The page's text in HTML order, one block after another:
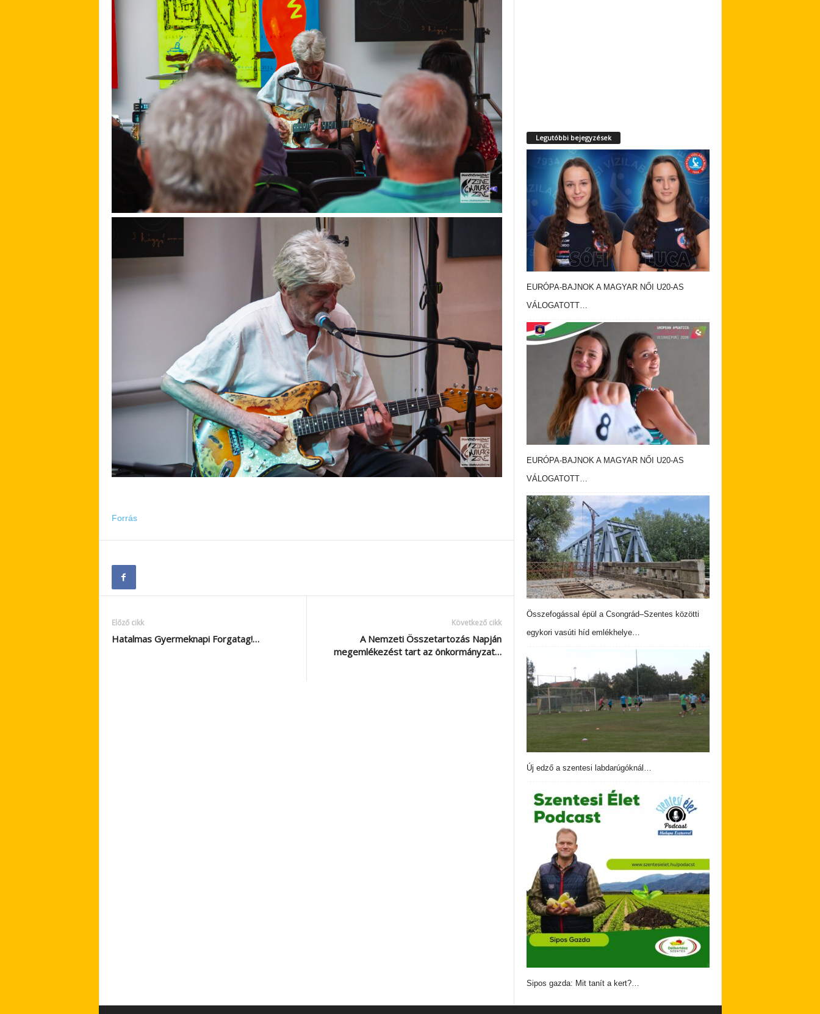
Forrás
Előző cikk
Hatalmas Gyermeknapi Forgatag!…
Következő cikk
A Nemzeti Összetartozás Napján
megemlékezést tart az önkormányzat…
Legutóbbi bejegyzések
EURÓPA-BAJNOK A MAGYAR NŐI U20-AS
VÁLOGATOTT…
EURÓPA-BAJNOK A MAGYAR NŐI U20-AS
VÁLOGATOTT…
Összefogással épül a Csongrád–Szentes közötti
egykori vasúti híd emlékhelye…
Új edző a szentesi labdarúgóknál…
Sipos gazda: Mit tanít a kert?…